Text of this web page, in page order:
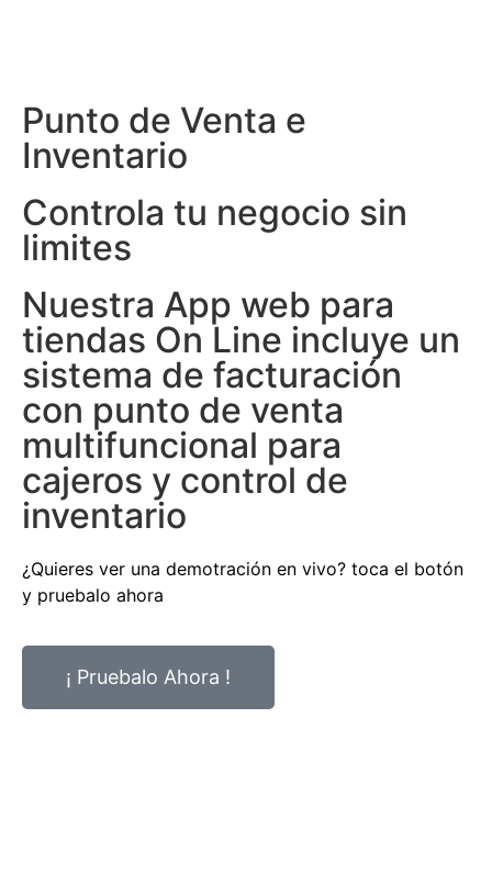
Punto de Venta e
Inventario​
Controla tu negocio sin
limites
Nuestra App web para
tiendas On Line incluye un
sistema de facturación
con punto de venta
multifuncional para
cajeros y control de
inventario
¿Quieres ver una demotración en vivo? toca el botón
y pruebalo ahora
¡ Pruebalo Ahora !